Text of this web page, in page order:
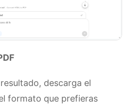
descarga el
formato que prefieras